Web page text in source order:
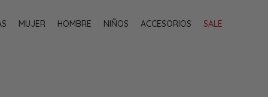
MUJER HOMBRE NIÑOS ACCESORIOS SALE